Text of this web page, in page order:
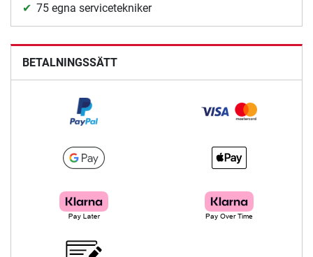
75 egna servicetekniker
BETALNINGSSÄTT